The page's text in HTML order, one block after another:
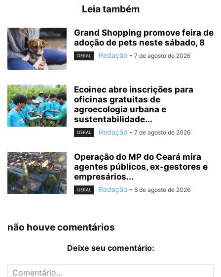
Leia também
Grand Shopping promove feira de
adoção de pets neste sábado, 8
GERAL Redação - 7 de agosto de 2026
Ecoinec abre inscrições para
oficinas gratuitas de
agroecologia urbana e
sustentabilidade...
GERAL Redação - 7 de agosto de 2026
Operação do MP do Ceará mira
agentes públicos, ex-gestores e
empresários...
GERAL Redação - 6 de agosto de 2026
não houve comentários
Deixe seu comentário: